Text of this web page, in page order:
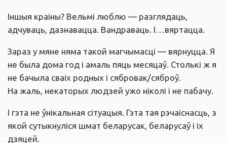
Іншыя краіны? Вельмі люблю — разглядаць,
адчуваць, дазнавацца. Вандраваць. І…вяртацца.
Зараз у мяне няма такой магчымасці — вярнуцца. Я
не была дома год і амаль пяць месяцаў. Столькі ж я
не бачыла сваіх родных і сябровак/сяброў.
На жаль, некаторых людзей ужо ніколі і не пабачу.
І гэта не ўнікальная сітуацыя. Гэта тая рэчаіснасць, з
якой сутыкнуліся шмат беларусак, беларусаў і іх
дзяцей.